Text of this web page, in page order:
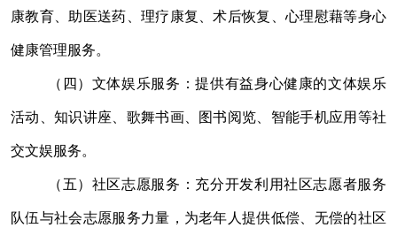
康教育、助医送药、理疗康复、术后恢复、心理慰藉等身心
健康管理服务。
（四）文体娱乐服务：提供有益身心健康的文体娱乐
活动、知识讲座、歌舞书画、图书阅览、智能手机应用等社
交文娱服务。
（五）社区志愿服务：充分开发利用社区志愿者服务
队伍与社会志愿服务力量，为老年人提供低偿、无偿的社区